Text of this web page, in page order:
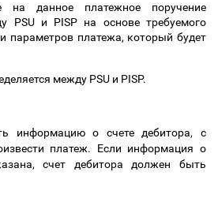
данное платежное поручение
PSU и PISP на основе требуемого
параметров платежа, который будет
между PSU и PISP.
информацию о счете дебитора, с
платеж. Если информация о
счет дебитора должен быть